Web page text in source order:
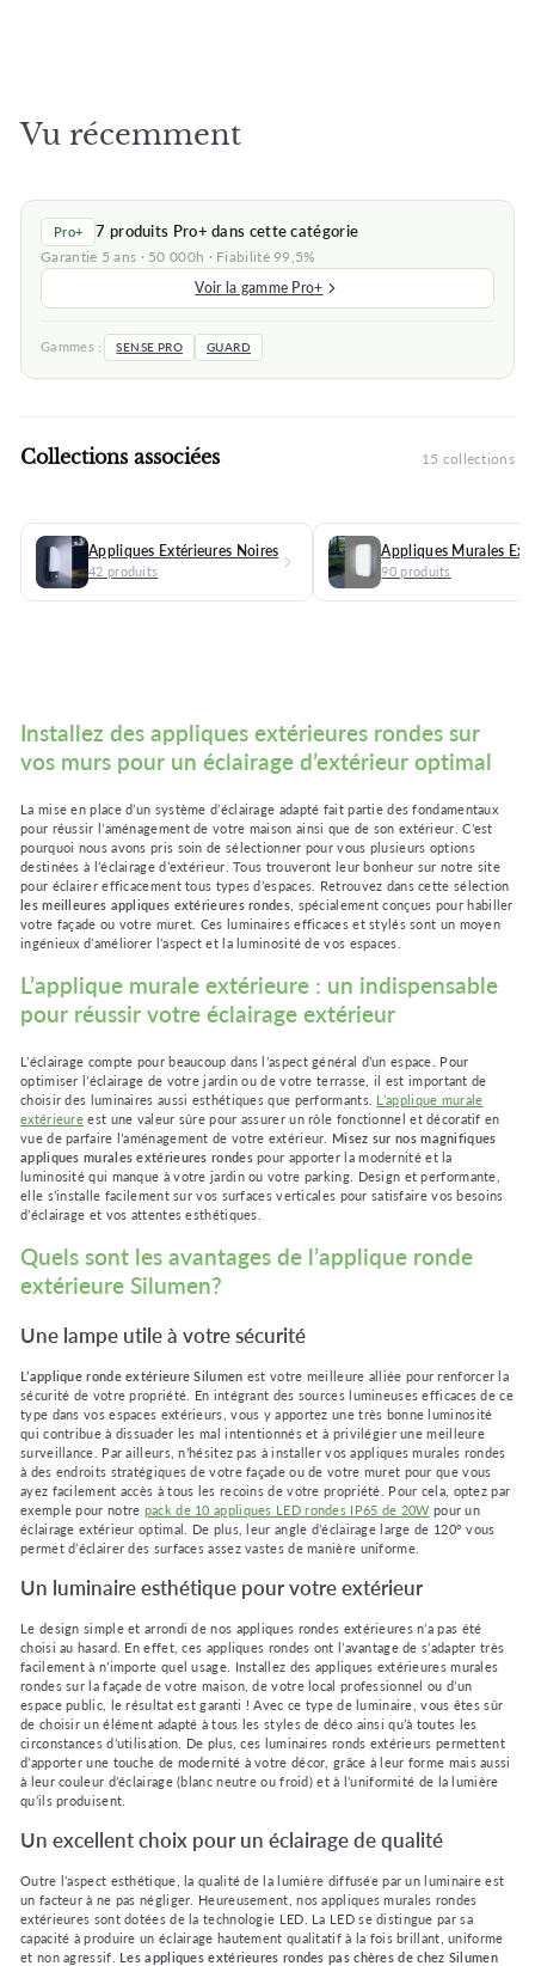
Vu récemment
Pro+
7 produits Pro+ dans cette catégorie
Garantie 5 ans · 50 000h · Fiabilité 99,5%
Voir la gamme Pro+
Gammes : SENSE PRO GUARD
Collections associées 15 collections
Appliques Extérieures Noires
42 produits
Appliques Murales
90 produits
Installez des appliques extérieures rondes sur
vos murs pour un éclairage d’extérieur optimal
La mise en place d’un système d’éclairage adapté fait partie des fondamentaux
pour réussir l’aménagement de votre maison ainsi que de son extérieur. C’est
pourquoi nous avons pris soin de sélectionner pour vous plusieurs options
destinées à l’éclairage d’extérieur. Tous trouveront leur bonheur sur notre site
pour éclairer efficacement tous types d’espaces. Retrouvez dans cette sélection
les meilleures appliques extérieures rondes, spécialement conçues pour habiller
votre façade ou votre muret. Ces luminaires efficaces et stylés sont un moyen
ingénieux d’améliorer l’aspect et la luminosité de vos espaces.
L’applique murale extérieure : un indispensable
pour réussir votre éclairage extérieur
L’éclairage compte pour beaucoup dans l’aspect général d’un espace. Pour
optimiser l’éclairage de votre jardin ou de votre terrasse, il est important de
choisir des luminaires aussi esthétiques que performants. L’applique murale
extérieure est une valeur sûre pour assurer un rôle fonctionnel et décoratif en
vue de parfaire l’aménagement de votre extérieur. Misez sur nos magnifiques
appliques murales extérieures rondespour apporter la modernité et la
luminosité qui manque à votre jardin ou votre parking. Design et performante,
elle s’installe facilement sur vos surfaces verticales pour satisfaire vos besoins
d’éclairage et vos attentes esthétiques.
Quels sont les avantages de l’applique ronde
extérieure Silumen?
Une lampe utile à votre sécurité
L’applique ronde extérieure Silumen est votre meilleure alliée pour renforcer la
sécurité de votre propriété. En intégrant des sources lumineuses efficaces de ce
type dans vos espaces extérieurs, vous y apportez une très bonne luminosité
qui contribue à dissuader les mal intentionnés et à privilégier une meilleure
surveillance. Par ailleurs, n’hésitez pas à installer vos appliques murales rondes
à des endroits stratégiques de votre façade ou de votre muret pour que vous
ayez facilement accès à tous les recoins de votre propriété. Pour cela, optez par
exemple pour notre pack de 10 appliques LED rondes IP65 de 20W pour un
éclairage extérieur optimal. De plus, leur angle d’éclairage large de 120° vous
permet d’éclairer des surfaces assez vastes de manière uniforme.
Un luminaire esthétique pour votre extérieur
Le design simple et arrondi de nos appliques rondes extérieures n’a pas été
choisi au hasard. En effet, ces appliques rondes ont l’avantage de s’adapter très
facilement à n’importe quel usage. Installez des appliques extérieures murales
rondes sur la façade de votre maison, de votre local professionnel ou d’un
espace public, le résultat est garanti ! Avec ce type de luminaire, vous êtes sûr
de choisir un élément adapté à tous les styles de déco ainsi qu’à toutes les
circonstances d’utilisation. De plus, ces luminaires ronds extérieurs permettent
d’apporter une touche de modernité à votre décor, grâce à leur forme mais aussi
à leur couleur d’éclairage (blanc neutre ou froid) et à l’uniformité de la lumière
qu’ils produisent.
Un excellent choix pour un éclairage de qualité
Outre l’aspect esthétique, la qualité de la lumière diffusée par un luminaire est
un facteur à ne pas négliger. Heureusement, nos appliques murales rondes
extérieures sont dotées de la technologie LED. La LED se distingue par sa
capacité à produire un éclairage hautement qualitatif à la fois brillant, uniforme
et non agressif. Les appliques extérieures rondes pas chères de chez Silumen